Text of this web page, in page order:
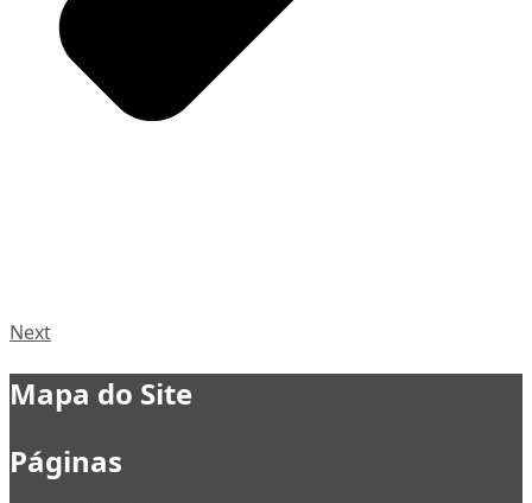
Next
Mapa do Site
Páginas